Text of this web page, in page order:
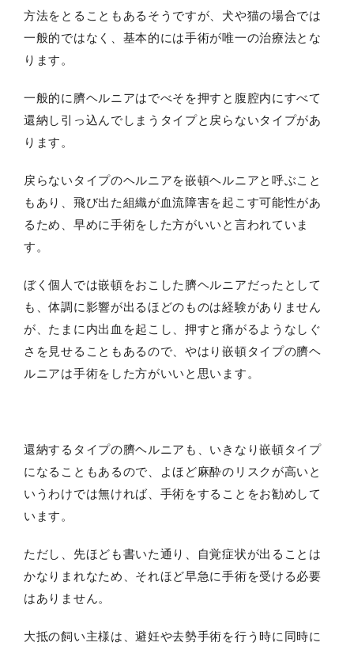
方法をとることもあるそうですが、犬や猫の場合では
一般的ではなく、基本的には手術が唯一の治療法とな
ります。
一般的に臍ヘルニアはでべそを押すと腹腔内にすべて
還納し引っ込んでしまうタイプと戻らないタイプがあ
ります。
戻らないタイプのヘルニアを嵌頓ヘルニアと呼ぶこと
もあり、飛び出た組織が血流障害を起こす可能性があ
るため、早めに手術をした方がいいと言われていま
す。
ぼく個人では嵌頓をおこした臍ヘルニアだったとして
も、体調に影響が出るほどのものは経験がありません
が、たまに内出血を起こし、押すと痛がるようなしぐ
さを見せることもあるので、やはり嵌頓タイプの臍ヘ
ルニアは手術をした方がいいと思います。
還納するタイプの臍ヘルニアも、いきなり嵌頓タイプ
になることもあるので、よほど麻酔のリスクが高いと
いうわけでは無ければ、手術をすることをお勧めして
います。
ただし、先ほども書いた通り、自覚症状が出ることは
かなりまれなため、それほど早急に手術を受ける必要
はありません。
大抵の飼い主様は、避妊や去勢手術を行う時に同時に